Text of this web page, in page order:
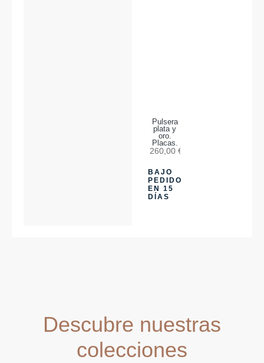
Pulsera
plata y
oro.
Placas.
260,00 €
BAJO
PEDIDO
EN 15
DÍAS
Descubre nuestras
colecciones